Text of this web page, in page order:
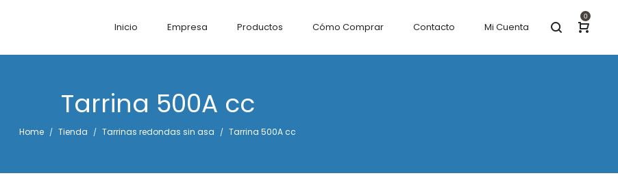
0
Inicio Empresa Productos Cómo Comprar Contacto Mi Cuenta
Tarrina 500A cc
Home / Tienda / Tarrinas redondas sin asa / Tarrina 500A cc